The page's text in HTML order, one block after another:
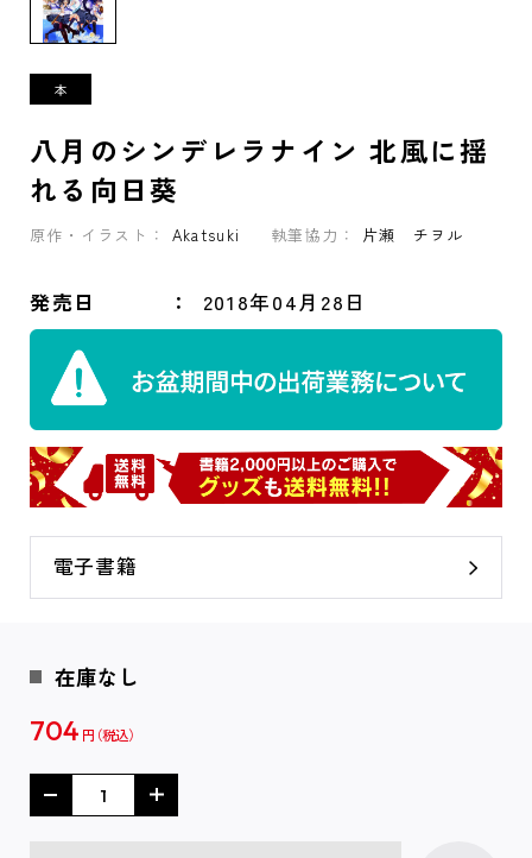
八月のシンデレラナイン 北風に揺
れる向日葵
原作・イラスト： Akatsuki 執筆協力： 片瀬 チヲル
発売日 2018年04月28日
電子書籍
在庫なし
704 円